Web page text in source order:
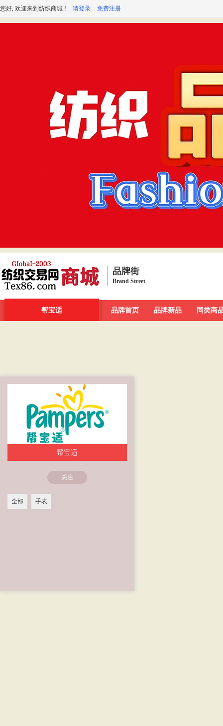
您好, 欢迎来到纺织商城 ! 请登录 免费注册
品牌街
Brand Street
一周新发现 今日最大牌 新品发布汇 品牌库
帮宝适 品牌首页 品牌新品 同类商
帮宝适
关注
全部 手表